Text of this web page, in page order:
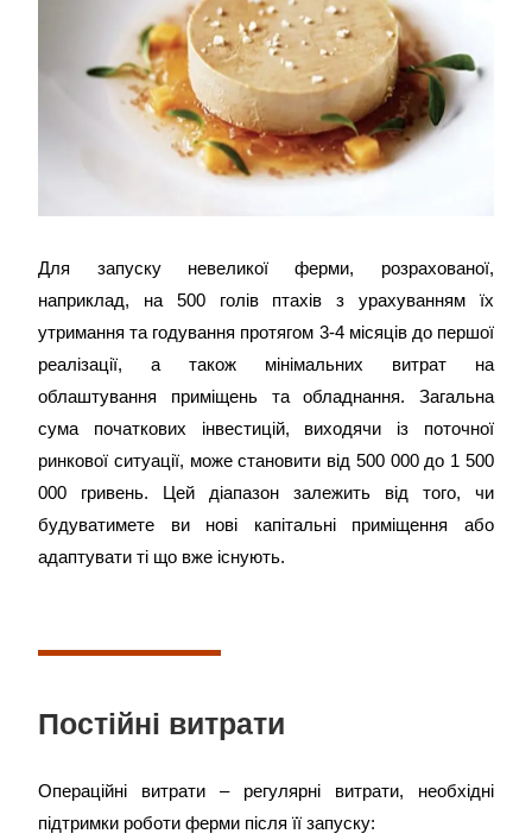
Для запуску невеликої ферми, розрахованої,
наприклад, на 500 голів птахів з урахуванням їх
утримання та годування протягом 3-4 місяців до першої
реалізації, а також мінімальних витрат на
облаштування приміщень та обладнання. Загальна
сума початкових інвестицій, виходячи із поточної
ринкової ситуації, може становити від 500 000 до 1 500
000 гривень. Цей діапазон залежить від того, чи
будуватимете ви нові капітальні приміщення або
адаптувати ті що вже існують.
Постійні витрати
Операційні витрати – регулярні витрати, необхідні
підтримки роботи ферми після її запуску: